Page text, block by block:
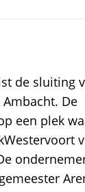
de sluiting
De
een plek